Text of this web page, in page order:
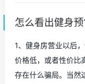
怎么看出健身
1、健身房营业以后
价格低，或者性价比
存在什么骗局。当然